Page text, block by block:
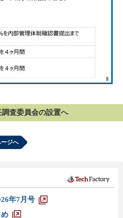
査委員会の設置へ
ジへ
年7月号